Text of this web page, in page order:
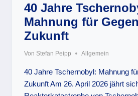
40 Jahre
Mahnung für
Zukunft
Von Stefan Peipp Allgemein
40 Jahre Tschernobyl: Mahnung
Zukunft Am 26. April 2026 jährt